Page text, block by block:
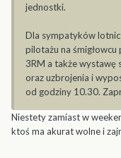
jednostki.
Dla sympatyków
pilotażu na
3RM a także wystawę
oraz uzbrojenia i
od godziny 10.30.
Niestety zamiast w
ktoś ma akurat wolne i